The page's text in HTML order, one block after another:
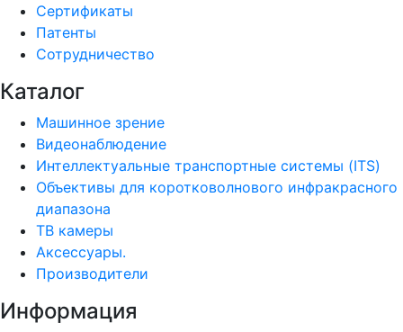
Сертификаты
Патенты
Сотрудничество
Каталог
Машинное зрение
Видеонаблюдение
Интеллектуальные транспортные системы (ITS)
Объективы для коротковолнового инфракрасного
диапазона
ТВ камеры
Аксессуары.
Производители
Информация